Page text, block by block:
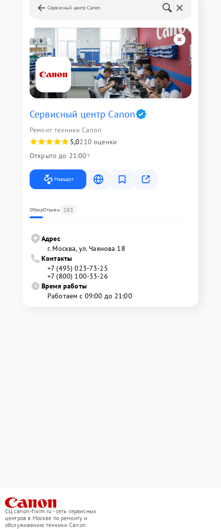
Сервисный центр Canon
Сервисный центр Canon
Ремонт техники Canon
5,0210 оценки
Открыто до 21:00
Маршрут
ОбзорОтзывы 285
Адрес
г. Москва, ул. Чаянова 18
Контакты
+7 (495) 023-73-25
+7 (800) 100-33-26
Время работы
Работаем с 09:00 до 21:00
СЦ canon-fixim.ru - сеть сервисных
центров в Москве по ремонту и
обслуживанию техники Canon